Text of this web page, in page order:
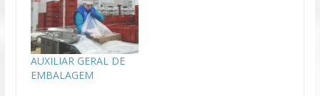
AUXILIAR GERAL DE
EMBALAGEM